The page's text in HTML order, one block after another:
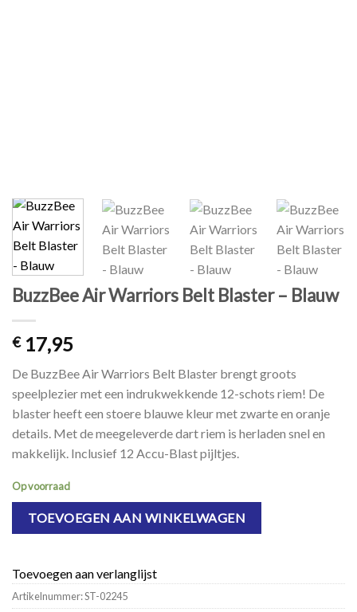
BuzzBee Air Warriors Belt Blaster – Blauw
€17,95
De BuzzBee Air Warriors Belt Blaster brengt groots
speelplezier met een indrukwekkende 12-schots riem! De
blaster heeft een stoere blauwe kleur met zwarte en oranje
details. Met de meegeleverde dart riem is herladen snel en
makkelijk. Inclusief 12 Accu-Blast pijltjes.
Op voorraad
TOEVOEGEN AAN WINKELWAGEN
Toevoegen aan verlanglijst
Artikelnummer:ST-02245